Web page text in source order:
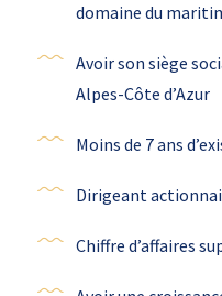
domaine du
Avoir son siège
Alpes-Côte d’Azur
Moins de 7 ans
Dirigeant
Chiffre d’affaires